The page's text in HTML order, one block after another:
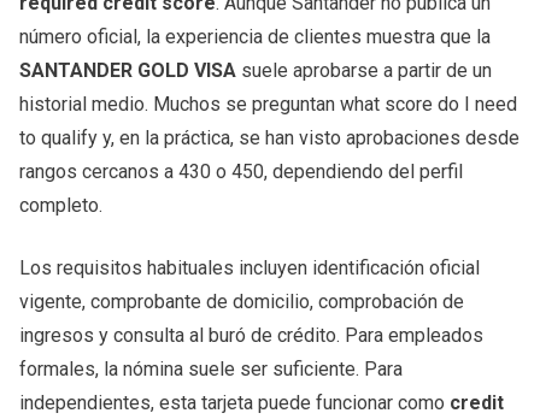
número oficial, la experiencia de clientes muestra que la
SANTANDER GOLD VISA suele aprobarse a partir de un
historial medio. Muchos se preguntan what score do I need
to qualify y, en la práctica, se han visto aprobaciones desde
rangos cercanos a 430 o 450, dependiendo del perfil
completo.
Los requisitos habituales incluyen identificación oficial
vigente, comprobante de domicilio, comprobación de
ingresos y consulta al buró de crédito. Para empleados
formales, la nómina suele ser suficiente. Para
independientes, esta tarjeta puede funcionar como credit